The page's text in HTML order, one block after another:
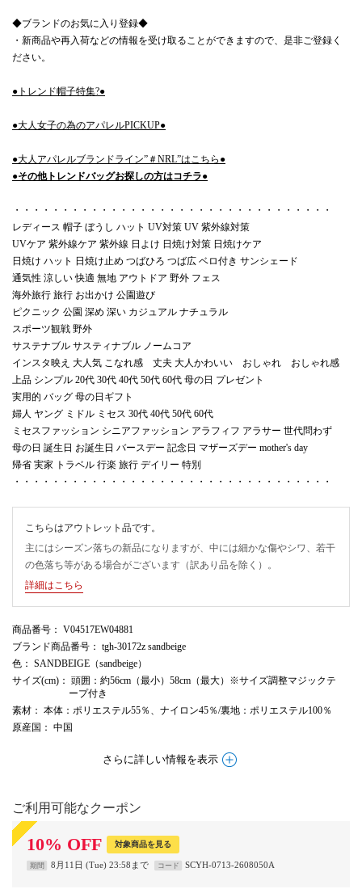
◆ブランドのお気に入り登録◆
・新商品や再入荷などの情報を受け取ることができますので、是非ご登録く
ださい。
●トレンド帽子特集?●
●大人女子の為のアパレルPICKUP●
●大人アパレルブランドライン”＃NRL”はこちら●
●その他トレンドバッグお探しの方はコチラ●
・・・・・・・・・・・・・・・・・・・・・・・・・・・・・・・・・
レディース 帽子 ぼうし ハット UV対策 UV 紫外線対策
UVケア 紫外線ケア 紫外線 日よけ 日焼け対策 日焼けケア
日焼け ハット 日焼け止め つばひろ つば広 ベロ付き サンシェード
通気性 涼しい 快適 無地 アウトドア 野外 フェス
海外旅行 旅行 お出かけ 公園遊び
ピクニック 公園 深め 深い カジュアル ナチュラル
スポーツ観戦 野外
サステナブル サスティナブル ノームコア
インスタ映え 大人気 こなれ感 丈夫 大人かわいい おしゃれ おしゃれ感
上品 シンプル 20代 30代 40代 50代 60代 母の日 プレゼント
実用的 バッグ 母の日ギフト
婦人 ヤング ミドル ミセス 30代 40代 50代 60代
ミセスファッション シニアファッション アラフィフ アラサー 世代問わず
母の日 誕生日 お誕生日 バースデー 記念日 マザーズデー mother's day
帰省 実家 トラベル 行楽 旅行 デイリー 特別
・・・・・・・・・・・・・・・・・・・・・・・・・・・・・・・・・
こちらはアウトレット品です。
主にはシーズン落ちの新品になりますが、中には細かな傷やシワ、若干
の色落ち等がある場合がございます（訳あり品を除く）。
詳細はこちら
商品番号 ： V04517EW04881
ブランド商品番号 ： tgh-30172z sandbeige
色 ： SANDBEIGE（sandbeige）
サイズ(cm) ： 頭囲：約56cm（最小）58cm（最大）※サイズ調整マジックテ
ープ付き
素材 ： 本体：ポリエステル55％、ナイロン45％/裏地：ポリエステル100％
原産国 ： 中国
さらに詳しい情報を表示
ご利用可能なクーポン
10% OFF 対象商品を見る
期間 8月11日 (Tue) 23:58まで コード SCYH-0713-2608050A